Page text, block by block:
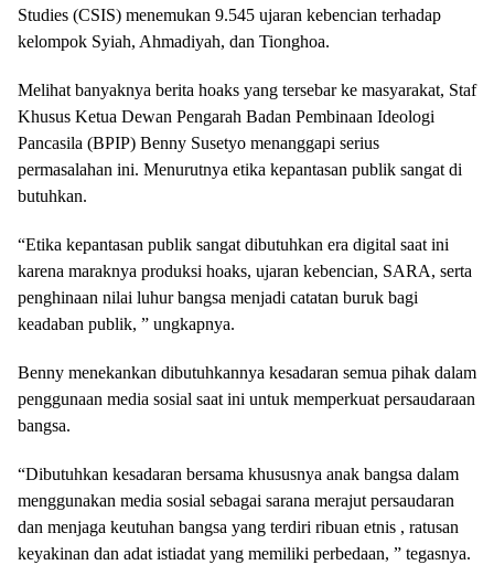
Studies (CSIS) menemukan 9.545 ujaran kebencian terhadap
kelompok Syiah, Ahmadiyah, dan Tionghoa.
Melihat banyaknya berita hoaks yang tersebar ke masyarakat, Staf
Khusus Ketua Dewan Pengarah Badan Pembinaan Ideologi
Pancasila (BPIP) Benny Susetyo menanggapi serius
permasalahan ini. Menurutnya etika kepantasan publik sangat di
butuhkan.
“Etika kepantasan publik sangat dibutuhkan era digital saat ini
karena maraknya produksi hoaks, ujaran kebencian, SARA, serta
penghinaan nilai luhur bangsa menjadi catatan buruk bagi
keadaban publik, ” ungkapnya.
Benny menekankan dibutuhkannya kesadaran semua pihak dalam
penggunaan media sosial saat ini untuk memperkuat persaudaraan
bangsa.
“Dibutuhkan kesadaran bersama khususnya anak bangsa dalam
menggunakan media sosial sebagai sarana merajut persaudaran
dan menjaga keutuhan bangsa yang terdiri ribuan etnis , ratusan
keyakinan dan adat istiadat yang memiliki perbedaan, ” tegasnya.